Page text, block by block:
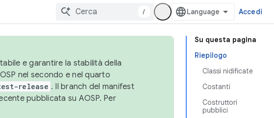
/ Accedi
Su questa pagina
Riepilogo
Classi nidificate
Costanti
Costruttori
pubblici
e garantire la stabilità della
nel secondo e nel quarto
release . Il branch del manifest
pubblicata su AOSP. Per